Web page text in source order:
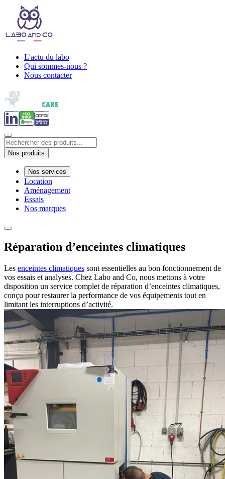
L'actu du labo
Qui sommes-nous ?
Nous contacter
Nos produits
Nos services
Location
Aménagement
Essais
Nos marques
Réparation d’enceintes climatiques
Les enceintes climatiques sont essentielles au bon fonctionnement de
vos essais et analyses. Chez Labo and Co, nous mettons à votre
disposition un service complet de réparation d’enceintes climatiques,
conçu pour restaurer la performance de vos équipements tout en
limitant les interruptions d’activité.